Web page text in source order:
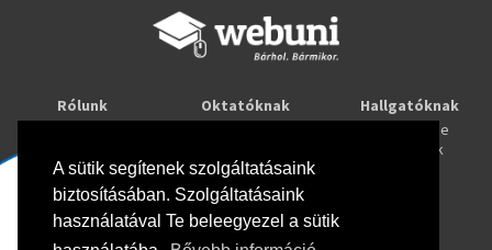
A sütik segítenek szolgáltatásaink
biztosításában. Szolgáltatásaink
használatával Te beleegyezel a sütik
Rólunk
Oktatóknak
Webuni Stúdió
Hallgatóknak
Tanulj online
Képzések
Info
Adatkezelési tájékoztató
ÁSZF